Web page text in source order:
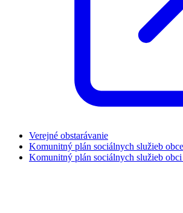
Verejné obstarávanie
Komunitný plán sociálnych služieb
Komunitný plán sociálnych služieb